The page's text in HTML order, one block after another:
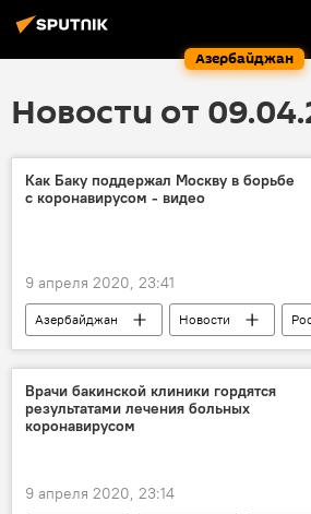
Азербайджан
Новости от
Как Баку поддержал Москву в борьбе
с коронавирусом - видео
9 апреля 2020, 23:41
Азербайджан Новости
Центр Гейдара Алиева
флаги
Россия
Врачи бакинской клиники гордятся
результатами лечения больных
коронавирусом
9 апреля 2020, 23:14